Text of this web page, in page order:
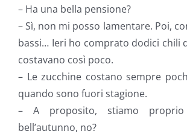
– Ha una bella pensione?
– Sì, non mi posso lamentare. Poi,
bassi… Ieri ho comprato dodici chili
costavano così poco.
– Le zucchine costano sempre
quando sono fuori stagione.
– A proposito, stiamo
bell’autunno, no?